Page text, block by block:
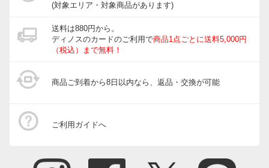
(対象エリア・対象商品があります)
送料は880円から。
ディノスのカードのご利用で商品1点ごとに送料5,000円
（税込）まで無料！
商品ご到着から8日以内なら、返品・交換が可能
ご利用ガイドへ